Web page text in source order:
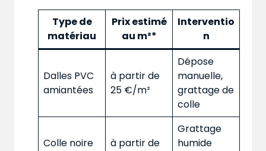
Type de
matériau
Prix estimé
au m²*
Interventio
n
Dalles PVC
amiantées
à partir de
25 €/m²
Dépose
manuelle,
grattage de
colle
Colle noire
à partir de
Grattage
humide